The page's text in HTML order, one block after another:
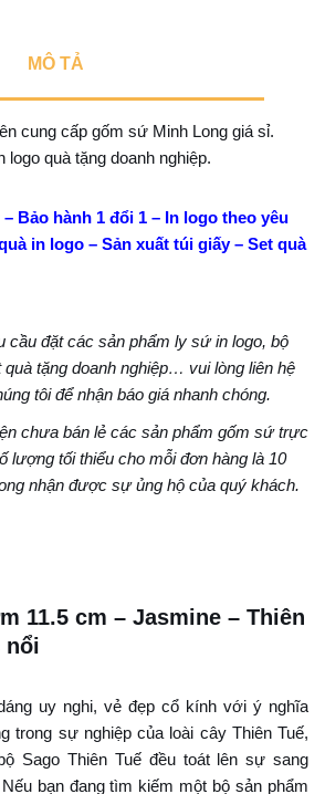
MÔ TẢ
cung cấp gốm sứ Minh Long giá sỉ.
logo quà tặng doanh nghiệp.
Bảo hành 1 đổi 1 – In logo theo yêu
in logo – Sản xuất túi giấy – Set quà
cầu đặt các sản phẩm ly sứ in logo, bộ
quà tặng doanh nghiệp… vui lòng liên hệ
tôi để nhận báo giá nhanh chóng.
chưa bán lẻ các sản phẩm gốm sứ trực
lượng tối thiểu cho mỗi đơn hàng là 10
nhận được sự ủng hộ của quý khách.
11.5 cm – Jasmine – Thiên
nổi
uy nghi, vẻ đẹp cổ kính với ý nghĩa
trong sự nghiệp của loài cây Thiên Tuế,
Sago Thiên Tuế đều toát lên sự sang
bạn đang tìm kiếm một bộ sản phẩm